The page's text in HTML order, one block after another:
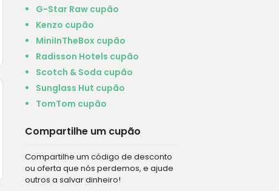
G-Star Raw cupão
Kenzo cupão
MiniInTheBox cupão
Radisson Hotels cupão
Scotch & Soda cupão
Sunglass Hut cupão
TomTom cupão
Compartilhe um cupão
Compartilhe um código de desconto
ou oferta que nós perdemos, e ajude
outros a salvar dinheiro!